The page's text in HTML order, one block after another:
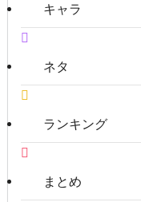
キャラ
ネタ
ランキング
まとめ